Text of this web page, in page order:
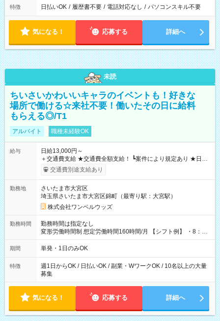
特徴 日払いOK / 履歴書不要 / 電話対応なし / パソコンスキル不要
気になる！ 応募する 詳細へ
未読
ちいさいかわいいキャラのイベントも！好きな
場所で働ける☆来社不要！働いたその日に給料
もらえる◎/T1
アルバイト 職種未経験OK
給与
日給13,000円～
＋交通費支給 ★交通費全額支給！ ┗案件により規定あり ★日払
いOK！（規定あり） ┗働いたその日に現金GET♪ お仕事後はコ
ンビニATMから 日払い分を引き落とせます！ 【試用期間】試
交通費別途支給あり
勤務地
さいたま市大宮区
埼玉県さいたま市大宮区錦町（最寄り駅：大宮駅）
株式会社ワンベルウッズ
勤務時間
勤務時間は指定なし
変形労働時間制 想定労働時間160時間/月 【シフト例】 ・8：00
～21：00
期間 単発・1日のみOK
特徴
週1日からOK / 日払いOK / 副業・WワークOK / 10名以上の大量
募集
気になる！ 応募する 詳細へ